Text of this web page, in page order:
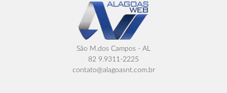
São M.dos Campos - AL
82 9.9311-2225
contato@alagoasnt.com.br